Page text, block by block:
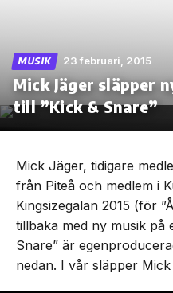
Skip
the
MUSIK 23 februari, 2015
Mick Jäger släpper
till ”Kick & Snare”
Mick Jäger, tidigare
från Piteå och medlem i
Kingsizegalan 2015 (för
tillbaka med ny musik på
Snare” är
nedan. I vår släpper Mick